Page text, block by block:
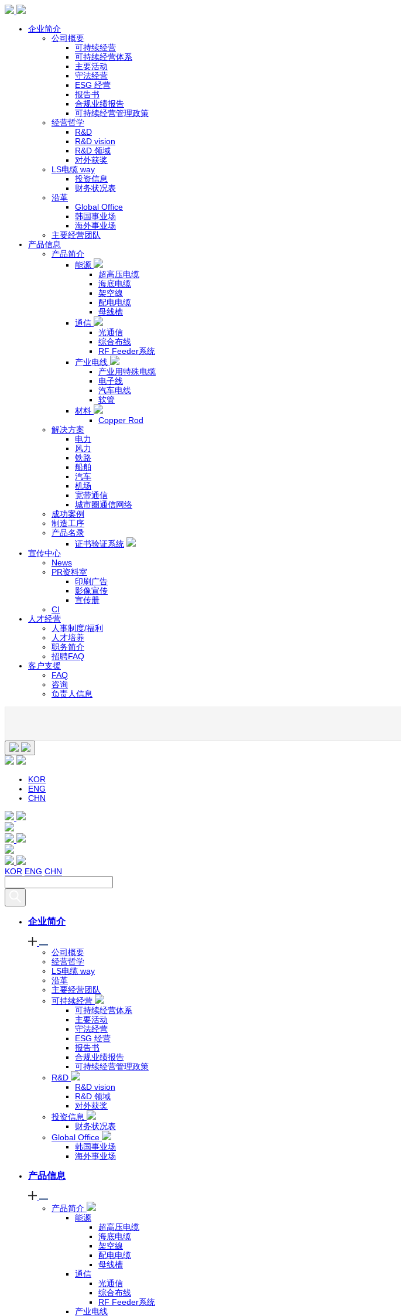
企业简介
公司概要
可持续经营
可持续经营体系
主要活动
守法经营
ESG 经营
报告书
合规业绩报告
可持续经营管理政策
经营哲学
R&D
R&D vision
R&D 领域
对外获奖
LS电缆 way
投资信息
财务状况表
沿革
Global Office
韩国事业场
海外事业场
主要经营团队
产品信息
产品简介
能源
超高压电缆
海底电缆
架空線
配电电缆
母线槽
通信
光通信
综合布线
RF Feeder系统
产业电线
产业用特殊电缆
电子线
汽车电线
软管
材料
Copper Rod
解决方案
电力
风力
铁路
船舶
汽车
机场
宽带通信
城市圈通信网络
成功案例
制造工序
产品名录
证书验证系统
宣传中心
News
PR资料室
印刷广告
影像宣传
宣传册
CI
人才经营
人事制度/福利
人才培养
职务简介
招聘FAQ
客户支援
FAQ
咨询
负责人信息
KOR
ENG
CHN
KOR ENG CHN
企业简介
公司概要
经营哲学
LS电缆 way
沿革
主要经营团队
可持续经营
可持续经营体系
主要活动
守法经营
ESG 经营
报告书
合规业绩报告
可持续经营管理政策
R&D
R&D vision
R&D 领域
对外获奖
投资信息
财务状况表
Global Office
韩国事业场
海外事业场
产品信息
产品简介
能源
超高压电缆
海底电缆
架空線
配电电缆
母线槽
通信
光通信
综合布线
RF Feeder系统
产业电线